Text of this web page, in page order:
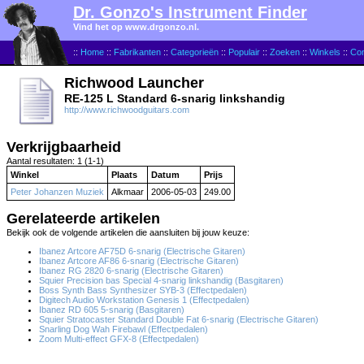
:: Home :: Fabrikanten :: Categorieën :: Populair :: Zoeken :: Winkels ::
Dr. Gonzo's Instrument Finder
Vind het op www.drgonzo.nl.
Richwood Launcher
RE-125 L Standard 6-snarig linkshandig
http://www.richwoodguitars.com
Verkrijgbaarheid
Aantal resultaten: 1 (1-1)
Winkel
Plaats Datum
Prijs
Peter Johanzen Muziek
Alkmaar 2006-05-03 249.00
Gerelateerde artikelen
Bekijk ook de volgende artikelen die aansluiten bij jouw keuze:
Ibanez Artcore AF75D 6-snarig (Electrische Gitaren)
Ibanez Artcore AF86 6-snarig (Electrische Gitaren)
Ibanez RG 2820 6-snarig (Electrische Gitaren)
Squier Precision bas Special 4-snarig linkshandig (Basgitaren)
Boss Synth Bass Synthesizer SYB-3 (Effectpedalen)
Digitech Audio Workstation Genesis 1 (Effectpedalen)
Ibanez RD 605 5-snarig (Basgitaren)
Squier Stratocaster Standard Double Fat 6-snarig (Electrische Gitaren)
Snarling Dog Wah Firebawl (Effectpedalen)
Zoom Multi-effect GFX-8 (Effectpedalen)